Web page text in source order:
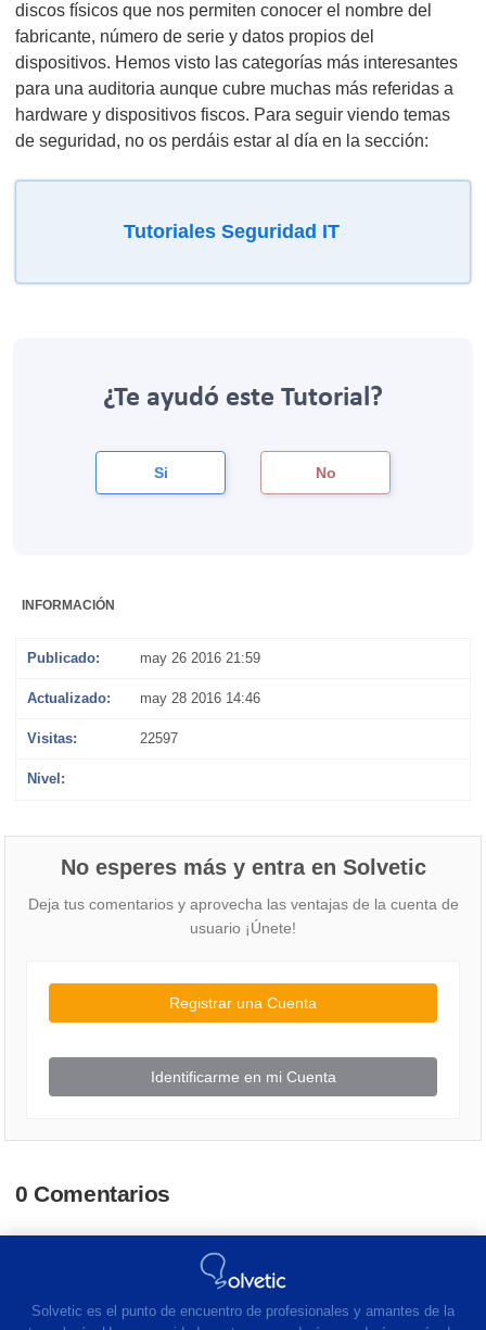
discos físicos que nos permiten conocer el nombre del
fabricante, número de serie y datos propios del
dispositivos. Hemos visto las categorías más interesantes
para una auditoria aunque cubre muchas más referidas a
hardware y dispositivos fiscos. Para seguir viendo temas
de seguridad, no os perdáis estar al día en la sección:
Tutoriales Seguridad IT
¿Te ayudó este Tutorial?
Si No
INFORMACIÓN
Publicado: may 26 2016 21:59
Actualizado: may 28 2016 14:46
Visitas: 22597
Nivel:
No esperes más y entra en Solvetic
Deja tus comentarios y aprovecha las ventajas de la cuenta de
usuario ¡Únete!
Registrar una Cuenta
Identificarme en mi Cuenta
0 Comentarios
Solvetic es el punto de encuentro de profesionales y amantes de la